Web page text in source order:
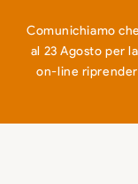
Comunichiamo
al 23 Agosto per
on-line